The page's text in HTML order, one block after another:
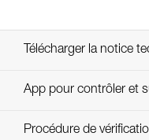
App pour contrôler et
Procédure de